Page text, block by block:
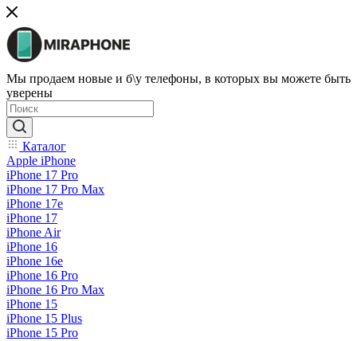
Мы продаем новые и б\у телефоны, в которых вы можете быть
уверены
Каталог
Apple iPhone
iPhone 17 Pro
iPhone 17 Pro Max
iPhone 17e
iPhone 17
iPhone Air
iPhone 16
iPhone 16e
iPhone 16 Pro
iPhone 16 Pro Max
iPhone 15
iPhone 15 Plus
iPhone 15 Pro